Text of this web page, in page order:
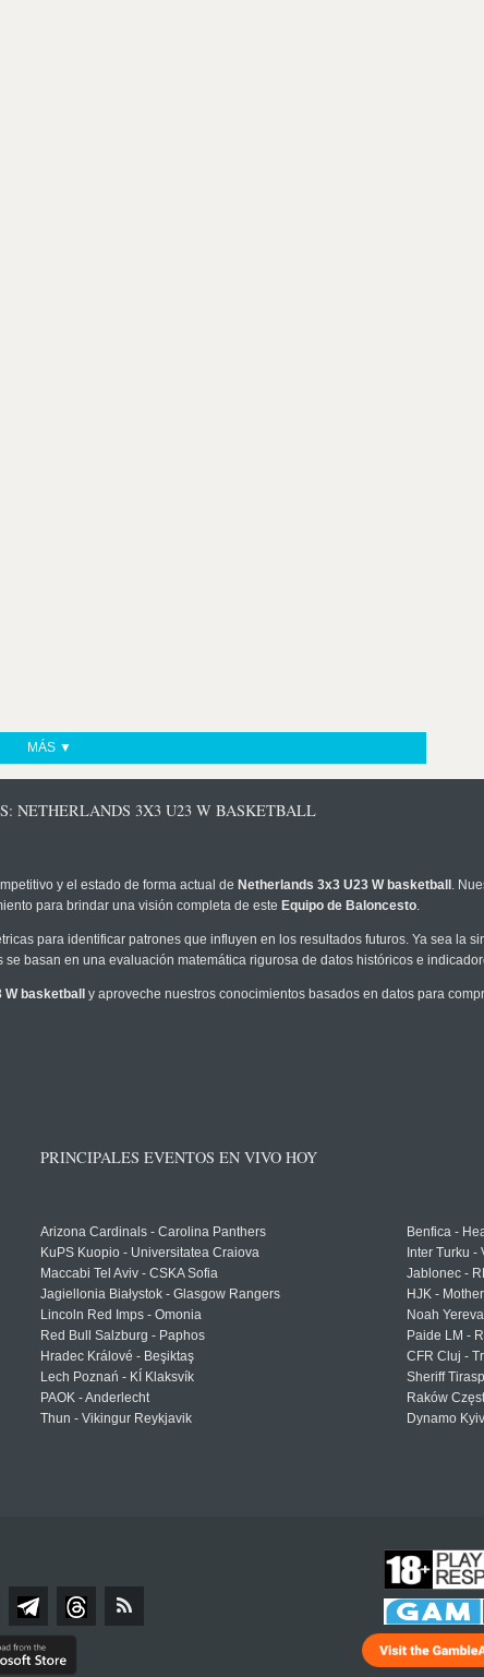
MÁS ▼
NETHERLANDS 3X3 U23 W BASKETBALL
y el estado de forma actual de Netherlands 3x3 U23 W basketball .
para brindar una visión completa de este Equipo de Baloncesto.
para identificar patrones que influyen en los resultados futuros. Ya sea la
basan en una evaluación matemática rigurosa de datos históricos e
basketball
y aproveche nuestros conocimientos basados en datos para
PRINCIPALES EVENTOS EN VIVO HOY
Arizona Cardinals - Carolina Panthers
KuPS Kuopio - Universitatea Craiova
Maccabi Tel Aviv - CSKA Sofia
Jagiellonia Białystok - Glasgow Rangers
Lincoln Red Imps - Omonia
Red Bull Salzburg - Paphos
Hradec Králové - Beşiktaş
Lech Poznań - KÍ Klaksvík
PAOK - Anderlecht
Thun - Vikingur Reykjavik
Benfica -
Inter Turku -
Jablonec -
HJK -
Noah
Paide LM -
CFR Cluj -
Sheriff
Raków
Dynamo